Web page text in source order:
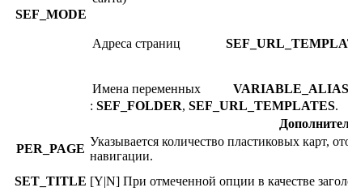
SEF_MODE
Адреса страниц
Имена переменных
: SEF_FOLDER, SEF_URL_TEMPLATES.
PER_PAGE
Указывается количество пластиковых карт,
навигации.
SET_TITLE [Y|N] При отмеченной опции в качестве